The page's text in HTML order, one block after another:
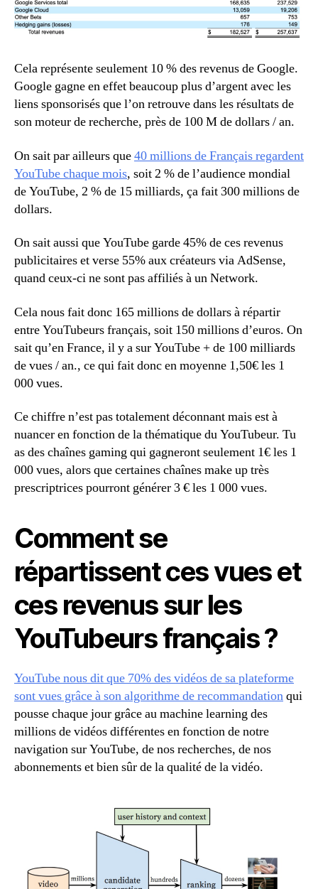
Cela représente seulement 10 % des revenus de Google.
Google gagne en effet beaucoup plus d’argent avec les
liens sponsorisés que l’on retrouve dans les résultats de
son moteur de recherche, près de 100 M de dollars / an.
On sait par ailleurs que40 millions de Français regardent
YouTube chaque mois, soit 2 % de l’audience mondial
de YouTube, 2 % de 15 milliards, ça fait 300 millions de
dollars.
On sait aussi que YouTube garde 45% de ces revenus
publicitaires et verse 55% aux créateurs via AdSense,
quand ceux-ci ne sont pas affiliés à un Network.
Cela nous fait donc 165 millions de dollars à répartir
entre YouTubeurs français, soit 150 millions d’euros. On
sait qu’en France, il y a sur YouTube + de 100 milliards
de vues / an., ce qui fait donc en moyenne 1,50€ les 1
000 vues.
Ce chiffre n’est pas totalement déconnant mais est à
nuancer en fonction de la thématique du YouTubeur. Tu
as des chaînes gaming qui gagneront seulement 1€ les 1
000 vues, alors que certaines chaînes make up très
prescriptrices pourront générer 3 € les 1 000 vues.
Comment se
répartissent ces vues et
ces revenus sur les
YouTubeurs français ?
YouTube nous dit que 70% des vidéos de sa plateforme
sont vues grâce à son algorithme de recommandationqui
pousse chaque jour grâce au machine learning des
millions de vidéos différentes en fonction de notre
navigation sur YouTube, de nos recherches, de nos
abonnements et bien sûr de la qualité de la vidéo.